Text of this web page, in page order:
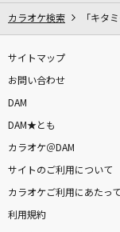
カラオケ検索 「キタ
サイトマップ
お問い合わせ
DAM
DAM★とも
カラオケ＠DAM
サイトのご利用について
カラオケご利用にあたっ
利用規約